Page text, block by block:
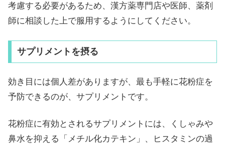
考慮する必要があるため、漢方薬専門店や医師、薬剤
師に相談した上で服用するようにしてください。
サプリメントを摂る
効き目には個人差がありますが、最も手軽に花粉症を
予防できるのが、サプリメントです。
花粉症に有効とされるサプリメントには、くしゃみや
鼻水を抑える「メチル化カテキン」、ヒスタミンの過